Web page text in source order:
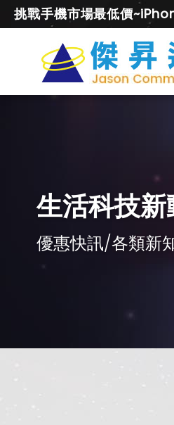
挑戰手機市場最低價
生活科技
優惠快訊/各類新